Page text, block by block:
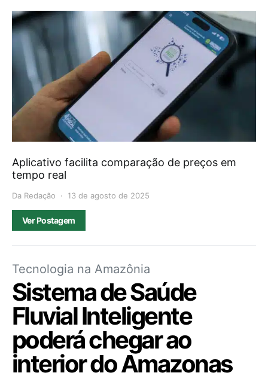
Aplicativo facilita comparação de preços em
tempo real
Da Redação 13 de agosto de 2025
Ver Postagem
Tecnologia na Amazônia
Sistema de Saúde
Fluvial Inteligente
poderá chegar ao
interior do Amazonas